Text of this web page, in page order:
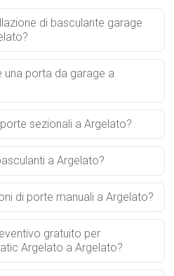
di basculante garage
una porta da garage a
sezionali a Argelato?
a Argelato?
di porte manuali a Argelato?
gratuito per
Argelato a Argelato?